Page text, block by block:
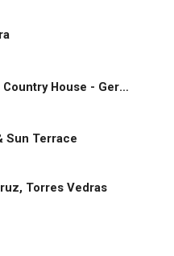
Casa Carvalheira Country House - Gerês
Sun Terrace
Torres Vedras